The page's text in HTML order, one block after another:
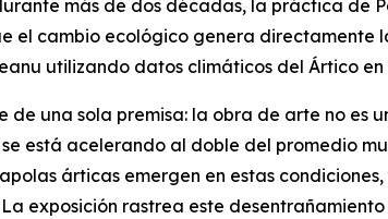
más de dos décadas, la práctica de
el cambio ecológico genera directamente
utilizando datos climáticos del Ártico
de una sola premisa: la obra de arte no es
está acelerando al doble del promedio
árticas emergen en estas
exposición rastrea este